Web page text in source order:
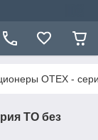
OTEX -
TO без